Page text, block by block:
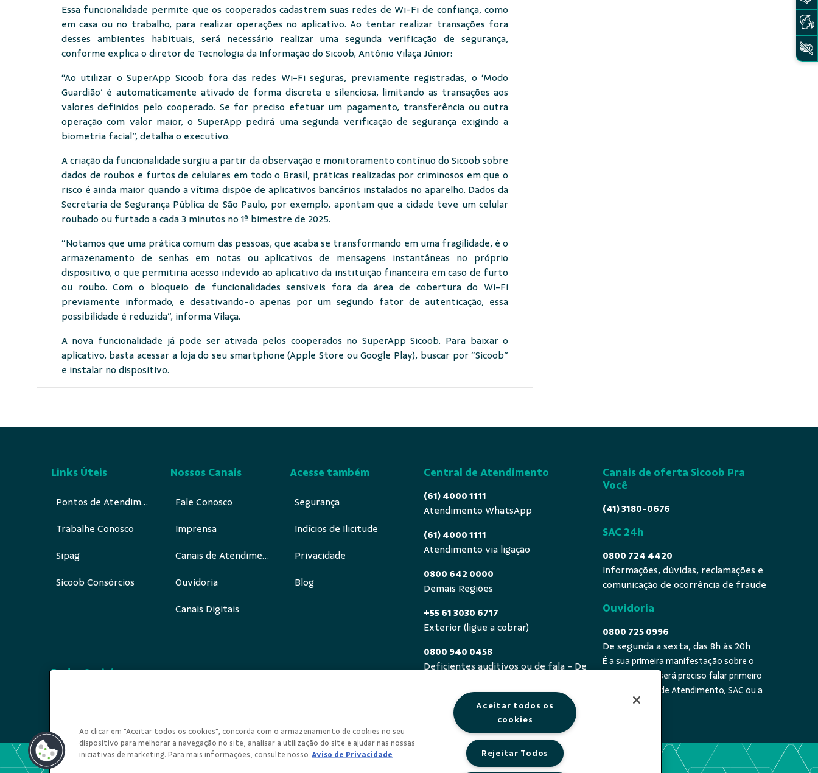
Essa funcionalidade permite que os cooperados cadastrem suas redes de Wi-Fi de confiança, como
em casa ou no trabalho, para realizar operações no aplicativo. Ao tentar realizar transações fora
desses ambientes habituais, será necessário realizar uma segunda verificação de segurança,
conforme explica o diretor de Tecnologia da Informação do Sicoob, Antônio Vilaça Júnior:
“Ao utilizar o SuperApp Sicoob fora das redes Wi-Fi seguras, previamente registradas, o ‘Modo
Guardião’ é automaticamente ativado de forma discreta e silenciosa, limitando as transações aos
valores definidos pelo cooperado. Se for preciso efetuar um pagamento, transferência ou outra
operação com valor maior, o SuperApp pedirá uma segunda verificação de segurança exigindo a
biometria facial”, detalha o executivo.
A criação da funcionalidade surgiu a partir da observação e monitoramento contínuo do Sicoob sobre
dados de roubos e furtos de celulares em todo o Brasil, práticas realizadas por criminosos em que o
risco é ainda maior quando a vítima dispõe de aplicativos bancários instalados no aparelho. Dados da
Secretaria de Segurança Pública de São Paulo, por exemplo, apontam que a cidade teve um celular
roubado ou furtado a cada 3 minutos no 1º bimestre de 2025.
“Notamos que uma prática comum das pessoas, que acaba se transformando em uma fragilidade, é o
armazenamento de senhas em notas ou aplicativos de mensagens instantâneas no próprio
dispositivo, o que permitiria acesso indevido ao aplicativo da instituição financeira em caso de furto
ou roubo. Com o bloqueio de funcionalidades sensíveis fora da área de cobertura do Wi-Fi
previamente informado, e desativando-o apenas por um segundo fator de autenticação, essa
possibilidade é reduzida”, informa Vilaça.
A nova funcionalidade já pode ser ativada pelos cooperados no SuperApp Sicoob. Para baixar o
aplicativo, basta acessar a loja do seu smartphone (Apple Store ou Google Play), buscar por “Sicoob”
e instalar no dispositivo.
Links Úteis
Pontos de Atendimento
Trabalhe Conosco
Sipag
Sicoob Consórcios
Nossos Canais
Fale Conosco
Imprensa
Canais de Atendimento
Ouvidoria
Canais Digitais
Acesse também
Segurança
Indícios de Ilicitude
Privacidade
Blog
Redes Sociais
Central de Atendimento
(61) 4000 1111
Atendimento WhatsApp
(61) 4000 1111
Atendimento via ligação
0800 642 0000
Demais Regiões
+55 61 3030 6717
Exterior (ligue a cobrar)
0800 940 0458
Deficientes auditivos ou de fala - De
Canais de oferta Sicoob Pra
Você
(41) 3180-0676
SAC 24h
0800 724 4420
Informações, dúvidas, reclamações e
comunicação de ocorrência de fraude
Ouvidoria
0800 725 0996
De segunda a sexta, das 8h às 20h
É a sua primeira manifestação sobre o
tema? Se sim, será preciso falar primeiro
com a Central de Atendimento, SAC ou a
cooperativa.
Ao clicar em "Aceitar todos os cookies", concorda com o armazenamento de cookies no seu
dispositivo para melhorar a navegação no site, analisar a utilização do site e ajudar nas nossas
iniciativas de marketing. Para mais informações, consulte nosso Aviso de Privacidade
Aceitar todos os
cookies
Rejeitar Todos